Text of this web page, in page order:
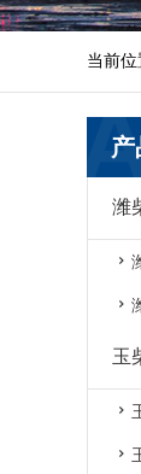
当前位
产
潍
玉